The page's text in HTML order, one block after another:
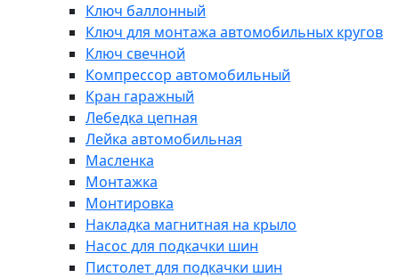
Ключ баллонный
Ключ для монтажа автомобильных кругов
Ключ свечной
Компрессор автомобильный
Кран гаражный
Лебедка цепная
Лейка автомобильная
Масленка
Монтажка
Монтировка
Накладка магнитная на крыло
Насос для подкачки шин
Пистолет для подкачки шин